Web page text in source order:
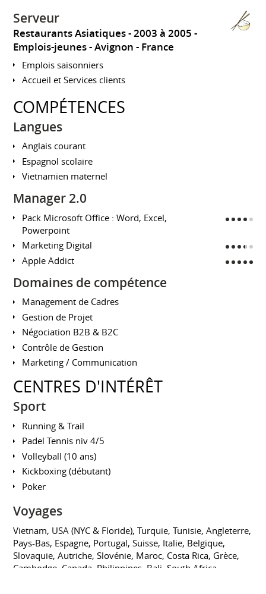
Serveur
Restaurants Asiatiques
2003 à 2005
Emplois-jeunes
Avignon France
Emplois saisonniers
Accueil et Services clients
COMPÉTENCES
Langues
Anglais courant
Espagnol scolaire
Vietnamien maternel
Manager 2.0
Pack Microsoft Office : Word, Excel,
Powerpoint
Marketing Digital
Apple Addict
Domaines de compétence
Management de Cadres
Gestion de Projet
Négociation B2B & B2C
Contrôle de Gestion
Marketing / Communication
CENTRES D'INTÉRÊT
Sport
Running & Trail
Padel Tennis niv 4/5
Volleyball (10 ans)
Kickboxing (débutant)
Poker
Voyages
Vietnam, USA (NYC & Floride), Turquie, Tunisie, Angleterre,
Pays-Bas, Espagne, Portugal, Suisse, Italie, Belgique,
Slovaquie, Autriche, Slovénie, Maroc, Costa Rica, Grèce,
Cambodge, Canada, Philippines, Bali, South Africa,